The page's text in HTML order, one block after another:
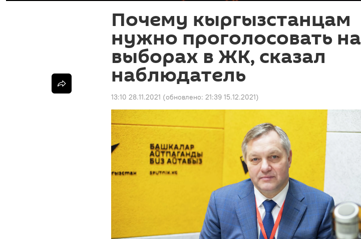
Почему кыргызстанцам
нужно проголосовать на
выборах в ЖК, сказал
наблюдатель
13:10 28.11.2021 (обновлено: 21:39 15.12.2021)